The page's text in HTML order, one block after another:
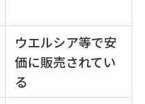
ットが廃盤？なぜ？
売ってない？どこで
売ってるか・代替品
ど解説
ウエルシア等で安
価に販売されてい
る